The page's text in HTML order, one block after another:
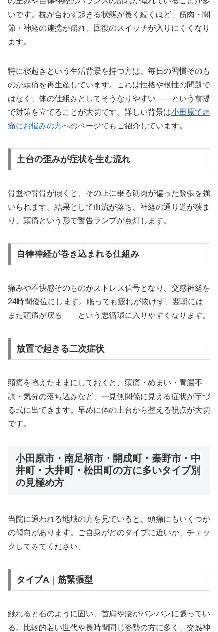
いです。枕が合わず起きる状態が長く続くほど、筋肉・関
節・神経の連携が崩れ、回復のスイッチが入りにくくなり
ます。
特に寝起きという生活背景を持つ方は、毎日の習慣そのも
のが頭痛を再生産しています。これは性格や根性の問題で
はなく、体の仕組みとしてそうなりやすい——という前提
で対策を立てることが大切です。詳しい背景は小田原で頭
痛にお悩みの方へのページでもご紹介しています。
土台の歪みが症状を生む流れ
骨盤や背骨が傾くと、その上に乗る筋肉が偏った緊張を強
いられます。結果として血流が落ち、神経の通り道が狭ま
り、頭痛という形で警告ランプが点灯します。
自律神経が巻き込まれる仕組み
痛みや不快感そのものがストレス信号となり、交感神経を
24時間優位にします。眠っても疲れが抜けず、翌朝には
また頭痛が戻る——という悪循環に入りやすくなります。
放置で起きる二次症状
頭痛を抱えたままにしておくと、頭痛・めまい・胃腸不
調・気分の落ち込みなど、一見無関係に見える症状が芋づ
る式に出てきます。早めに体の土台から整える視点が大切
です。
小田原市・南足柄市・開成町・秦野市・中
井町・大井町・松田町の方に多いタイプ別
の見極め方
当院に通われる地域の方を見ていると、頭痛にもいくつか
の傾向があります。ご自身がどのタイプに近いか、チェッ
クしてみてください。
タイプA｜筋緊張型
触れると石のように固い、首肩や腰がパンパンに張ってい
る。比較的若い世代や長時間同じ姿勢の方に多く、交感神